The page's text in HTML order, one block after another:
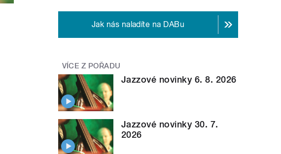
Jak nás naladíte na DABu
VÍCE Z POŘADU
Jazzové novinky 6. 8. 2026
Jazzové novinky 30. 7.
2026